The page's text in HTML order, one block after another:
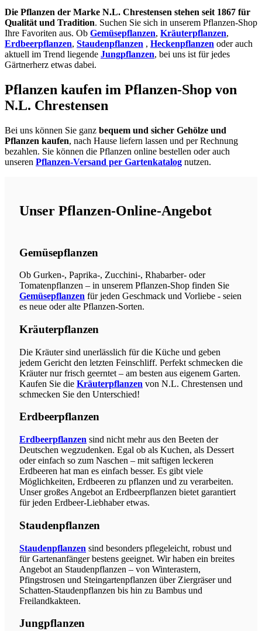
Die Pflanzen der Marke N.L. Chrestensen stehen seit 1867 für
Qualität und Tradition. Suchen Sie sich in unserem Pflanzen-Shop
Ihre Favoriten aus. Ob Gemüsepflanzen, Kräuterpflanzen,
Erdbeerpflanzen, Staudenpflanzen , Heckenpflanzen oder auch
aktuell im Trend liegende Jungpflanzen, bei uns ist für jedes
Gärtnerherz etwas dabei.
Pflanzen kaufen im Pflanzen-Shop von
N.L. Chrestensen
Bei uns können Sie ganz bequem und sicher Gehölze und
Pflanzen kaufen, nach Hause liefern lassen und per Rechnung
bezahlen. Sie können die Pflanzen online bestellen oder auch
unseren Pflanzen-Versand per Gartenkatalog nutzen.
Unser Pflanzen-Online-Angebot
Gemüsepflanzen
Ob Gurken-, Paprika-, Zucchini-, Rhabarber- oder
Tomatenpflanzen – in unserem Pflanzen-Shop finden Sie
Gemüsepflanzen für jeden Geschmack und Vorliebe - seien
es neue oder alte Pflanzen-Sorten.
Kräuterpflanzen
Die Kräuter sind unerlässlich für die Küche und geben
jedem Gericht den letzten Feinschliff. Perfekt schmecken die
Kräuter nur frisch geerntet – am besten aus eigenem Garten.
Kaufen Sie die Kräuterpflanzen von N.L. Chrestensen und
schmecken Sie den Unterschied!
Erdbeerpflanzen
Erdbeerpflanzen sind nicht mehr aus den Beeten der
Deutschen wegzudenken. Egal ob als Kuchen, als Dessert
oder einfach so zum Naschen – mit saftigen leckeren
Erdbeeren hat man es einfach besser. Es gibt viele
Möglichkeiten, Erdbeeren zu pflanzen und zu verarbeiten.
Unser großes Angebot an Erdbeerpflanzen bietet garantiert
für jeden Erdbeer-Liebhaber etwas.
Staudenpflanzen
Staudenpflanzen sind besonders pflegeleicht, robust und
für Gartenanfänger bestens geeignet. Wir haben ein breites
Angebot an Staudenpflanzen – von Winterastern,
Pfingstrosen und Steingartenpflanzen über Ziergräser und
Schatten-Staudenpflanzen bis hin zu Bambus und
Freilandkakteen.
Jungpflanzen